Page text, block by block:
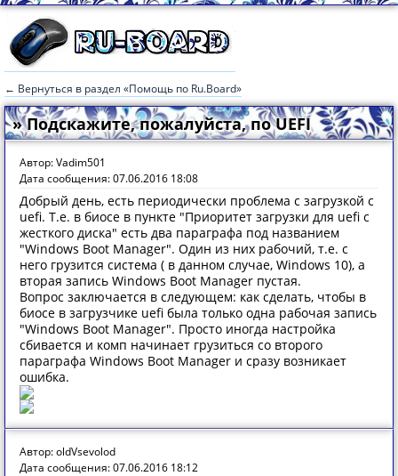
← Вернуться в раздел «Помощь по Ru.Board»
» Подскажите, пожалуйста, по UEFI
Автор: Vadim501
Дата сообщения: 07.06.2016 18:08
Добрый день, есть периодически проблема с загрузкой с
uefi. Т.е. в биосе в пункте "Приоритет загрузки для uefi с
жесткого диска" есть два параграфа под названием
"Windows Boot Manager". Один из них рабочий, т.е. с
него грузится система ( в данном случае, Windows 10), а
вторая запись Windows Boot Manager пустая.
Вопрос заключается в следующем: как сделать, чтобы в
биосе в загрузчике uefi была только одна рабочая запись
"Windows Boot Manager". Просто иногда настройка
сбивается и комп начинает грузиться со второго
параграфа Windows Boot Manager и сразу возникает
ошибка.
Автор: oldVsevolod
Дата сообщения: 07.06.2016 18:12